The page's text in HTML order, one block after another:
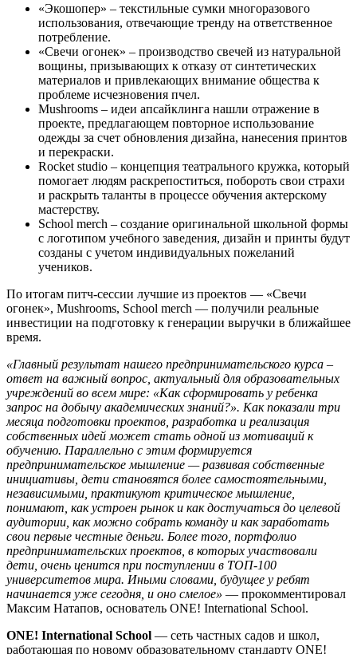
«Экошопер» – текстильные сумки многоразового
использования, отвечающие тренду на ответственное
потребление.
«Свечи огонек» – производство свечей из натуральной
вощины, призывающих к отказу от синтетических
материалов и привлекающих внимание общества к
проблеме исчезновения пчел.
Mushrooms – идеи апсайклинга нашли отражение в
проекте, предлагающем повторное использование
одежды за счет обновления дизайна, нанесения принтов
и перекраски.
Rocket studio – концепция театрального кружка, который
помогает людям раскрепоститься, побороть свои страхи
и раскрыть таланты в процессе обучения актерскому
мастерству.
School merch – создание оригинальной школьной формы
с логотипом учебного заведения, дизайн и принты будут
созданы с учетом индивидуальных пожеланий
учеников.
По итогам питч-сессии лучшие из проектов — «Свечи
огонек», Mushrooms, School merch — получили реальные
инвестиции на подготовку к генерации выручки в ближайшее
время.
«Главный результат нашего предпринимательского курса –
ответ на важный вопрос, актуальный для образовательных
учреждений во всем мире: «Как сформировать у ребенка
запрос на добычу академических знаний?». Как показали три
месяца подготовки проектов, разработка и реализация
собственных идей может стать одной из мотиваций к
обучению. Параллельно с этим формируется
предпринимательское мышление — развивая собственные
инициативы, дети становятся более самостоятельными,
независимыми, практикуют критическое мышление,
понимают, как устроен рынок и как достучаться до целевой
аудитории, как можно собрать команду и как заработать
свои первые честные деньги. Более того, портфолио
предпринимательских проектов, в которых участвовали
дети, очень ценится при поступлении в ТОП-100
университетов мира. Иными словами, будущее у ребят
начинается уже сегодня, и оно смелое» — прокомментировал
Максим Натапов, основатель ONE! International School.
ONE! International School — сеть частных садов и школ,
работающая по новому образовательному стандарту ONE!